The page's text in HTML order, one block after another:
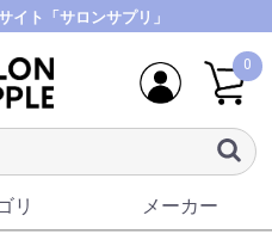
イト「サロンサプリ」
0
リ メーカー